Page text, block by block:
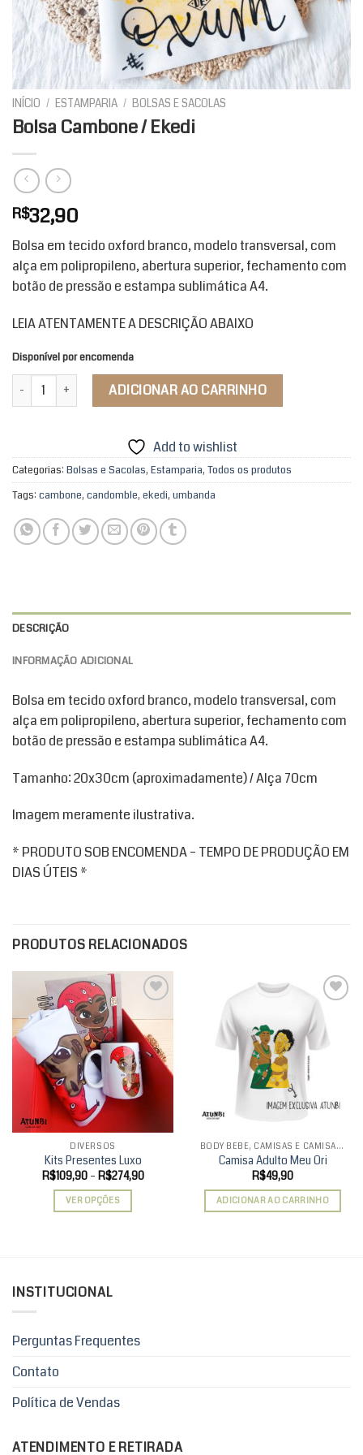
INÍCIO / ESTAMPARIA / BOLSAS E SACOLAS
Bolsa Cambone / Ekedi
R$32,90
Bolsa em tecido oxford branco, modelo transversal, com
alça em polipropileno, abertura superior, fechamento com
botão de pressão e estampa sublimática A4.
LEIA ATENTAMENTE A DESCRIÇÃO ABAIXO
Disponível por encomenda
Bolsa Cambone / Ekedi quantidadeADICIONAR AO CARRINHO
Add to wishlist
Categorias: Bolsas e Sacolas, Estamparia, Todos os produtos
Tags: cambone, candomble, ekedi, umbanda
DESCRIÇÃO
INFORMAÇÃO ADICIONAL
Bolsa em tecido oxford branco, modelo transversal, com
alça em polipropileno, abertura superior, fechamento com
botão de pressão e estampa sublimática A4.
Tamanho: 20x30cm (aproximadamente) / Alça 70cm
Imagem meramente ilustrativa.
* PRODUTO SOB ENCOMENDA – TEMPO DE PRODUÇÃO EM
DIAS ÚTEIS *
PRODUTOS RELACIONADOS
Add to
wishlist
DIVERSOS
Kits Presentes Luxo
R$109,90 – R$274,90Faixa
VER OPÇÕES
variantes.
podem
página
produto
Add to
wishlist
BODY BEBÊ, CAMISAS E CAMISAS INFANTIS
Camisa Adulto Meu Ori
R$49,90
ADICIONAR AO CARRINHO
INSTITUCIONAL
Perguntas Frequentes
Contato
Política de Vendas
ATENDIMENTO E RETIRADA